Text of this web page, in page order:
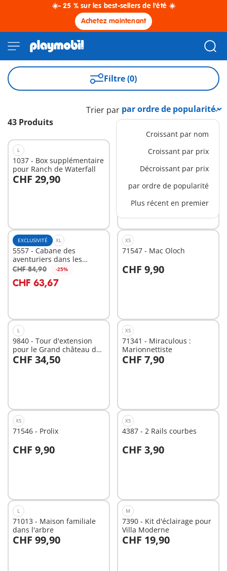
☀️- 25 % sur les best-sellers de l'été ☀️
Achetez maintenant
Filtre (0)
43 Produits
Trier par
Croissant par nom
Croissant par prix
Décroissant par prix
par ordre de popularité
Plus récent en premier
L
1037 - Box supplémentaire
pour Ranch de Waterfall
CHF 29,90
Au panier
Carapace
Au panier
EXCLUSIVITÉ XL
5557 - Cabane des
aventuriers dans les
arbres
CHF 84,90 -25%
CHF 63,67
Au panier
XS
71547 - Mac Oloch
CHF 9,90
Au panier
L
9840 - Tour d'extension
pour le Grand château des
Chevaliers Novelmore
CHF 34,50
Au panier
XS
71341 - Miraculous :
Marionnettiste
CHF 7,90
Au panier
XS
71546 - Prolix
CHF 9,90
Au panier
XS
4387 - 2 Rails courbes
CHF 3,90
Au panier
L
71013 - Maison familiale
dans l'arbre
CHF 99,90
Au panier
M
7390 - Kit d'éclairage pour
Villa Moderne
CHF 19,90
Au panier